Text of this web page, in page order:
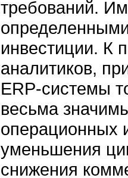
требований.
инвестиции. К
аналитиков,
ERP-системы
весьма
операционных
уменьшения
снижения